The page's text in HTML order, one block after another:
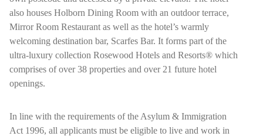
also houses Holborn Dining Room with an outdoor terrace,
Mirror Room Restaurant as well as the hotel’s warmly
welcoming destination bar, Scarfes Bar. It forms part of the
ultra-luxury collection Rosewood Hotels and Resorts® which
comprises of over 38 properties and over 21 future hotel
openings.
In line with the requirements of the Asylum & Immigration
Act 1996, all applicants must be eligible to live and work in